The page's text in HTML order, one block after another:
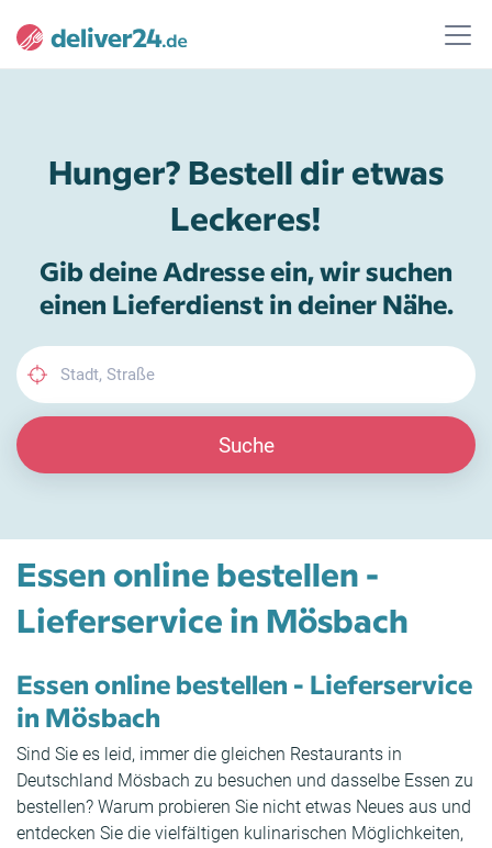
Hunger? Bestell dir etwas
Leckeres!
Gib deine Adresse ein, wir suchen
einen Lieferdienst in deiner Nähe.
Suche
Essen online bestellen -
Lieferservice in Mösbach
Essen online bestellen - Lieferservice
in Mösbach
Sind Sie es leid, immer die gleichen Restaurants in
Deutschland Mösbach zu besuchen und dasselbe Essen zu
bestellen? Warum probieren Sie nicht etwas Neues aus und
entdecken Sie die vielfältigen kulinarischen Möglichkeiten,